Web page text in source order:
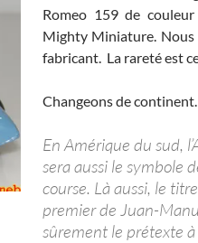
Romeo 159 de
Mighty Miniature. Nous
fabricant. La rareté est
Changeons de continent.
En Amérique du sud,
sera aussi le symbole
course. Là aussi, le
premier de Juan-
sûrement le prétexte